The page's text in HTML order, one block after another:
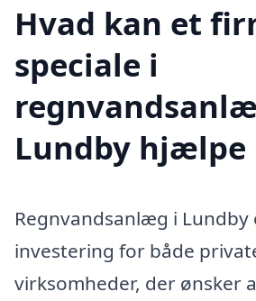
Hvad kan et
speciale i
Lundby hjælpe
Regnvandsanlæg i Lundby
investering for både
virksomheder, der ønsker